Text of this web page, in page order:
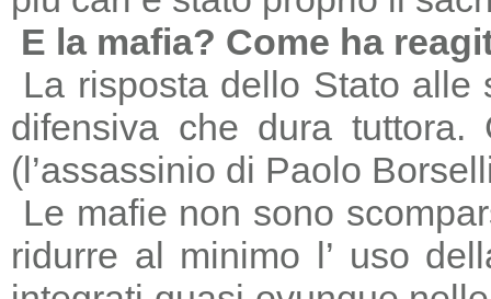
E la mafia? Come ha
La risposta dello Stato alle
difensiva che dura
(l’assassinio di Paolo
Le mafie non sono
ridurre al minimo l’ uso